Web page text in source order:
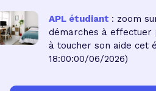
APL étudiant : zoom
démarches à effectuer
à toucher son aide cet
18:00:00/06/2026)